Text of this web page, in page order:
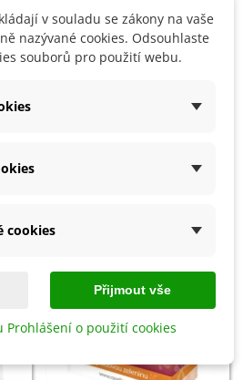
v souladu se zákony na vaše
nazývané cookies. Odsouhlaste
souborů pro použití webu.
cookies
Přijmout vše
Prohlášení o použití cookies